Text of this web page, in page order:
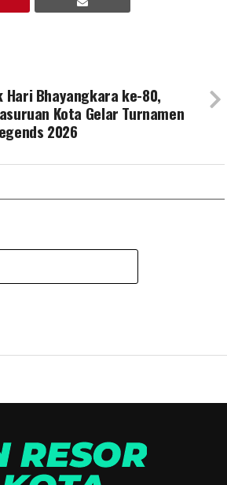
Hari Bhayangkara ke-80,
Kota Gelar Turnamen
2026